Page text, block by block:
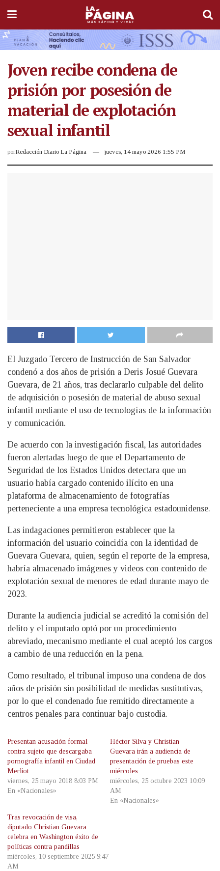
Joven recibe condena de
prisión por posesión de
material de explotación
sexual infantil
porRedacción Diario La Página jueves, 14 mayo 2026 1:55 PM
El Juzgado Tercero de Instrucción de San Salvador
condenó a dos años de prisión a Deris Josué Guevara
Guevara, de 21 años, tras declararlo culpable del delito
de adquisición o posesión de material de abuso sexual
infantil mediante el uso de tecnologías de la información
y comunicación.
De acuerdo con la investigación fiscal, las autoridades
fueron alertadas luego de que el Departamento de
Seguridad de los Estados Unidos detectara que un
usuario había cargado contenido ilícito en una
plataforma de almacenamiento de fotografías
perteneciente a una empresa tecnológica estadounidense.
Las indagaciones permitieron establecer que la
información del usuario coincidía con la identidad de
Guevara Guevara, quien, según el reporte de la empresa,
habría almacenado imágenes y videos con contenido de
explotación sexual de menores de edad durante mayo de
2023.
Durante la audiencia judicial se acreditó la comisión del
delito y el imputado optó por un procedimiento
abreviado, mecanismo mediante el cual aceptó los cargos
a cambio de una reducción en la pena.
Como resultado, el tribunal impuso una condena de dos
años de prisión sin posibilidad de medidas sustitutivas,
por lo que el condenado fue remitido directamente a
centros penales para continuar bajo custodia.
Presentan acusación formal
contra sujeto que descargaba
pornografía infantil en Ciudad
Merliot
viernes, 25 mayo 2018 8:03 PM
En «Nacionales»
Héctor Silva y Christian
Guevara irán a audiencia de
presentación de pruebas este
miércoles
miércoles, 25 octubre 2023 10:09
AM
En «Nacionales»
Tras revocación de visa,
diputado Christian Guevara
celebra en Washington éxito de
políticas contra pandillas
miércoles, 10 septiembre 2025 9:47
AM